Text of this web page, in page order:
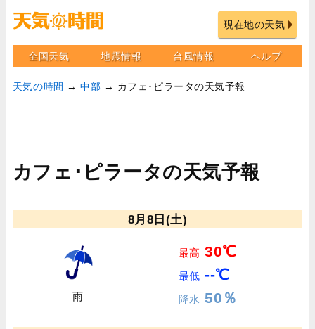
現在地の天気
全国天気 地震情報 台風情報 ヘルプ
天気の時間 →中部 → カフェ･ピラータの天気予報
カフェ･ピラータの天気予報
8月8日(土)
雨
最高 30℃
最低 --℃
降水 50％